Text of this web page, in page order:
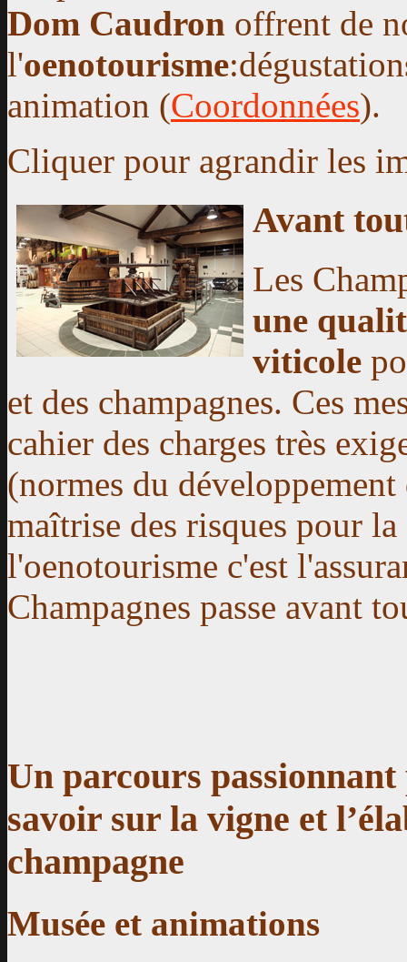
Dom Caudron offrent de
l'oenotourisme
animation (Coordonnées).
Cliquer pour agrandir les
Avant
Les
une
viticole
et des champagnes. Ces
cahier des charges très
(normes du
maîtrise des risques pour
l'oenotourisme c'est
Champagnes passe avant
Un parcours
savoir sur la vigne et
champagne
Musée et animations